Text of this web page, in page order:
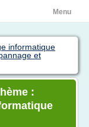
Menu
informatique
et
: